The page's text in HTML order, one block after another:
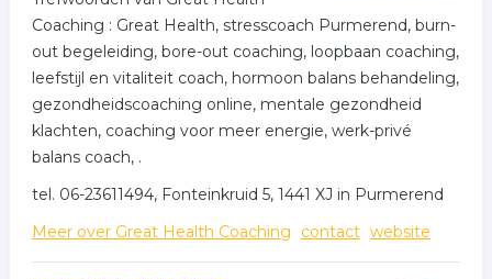
Coaching : Great Health, stresscoach Purmerend, burn-
out begeleiding, bore-out coaching, loopbaan coaching,
leefstijl en vitaliteit coach, hormoon balans behandeling,
gezondheidscoaching online, mentale gezondheid
klachten, coaching voor meer energie, werk-privé
balans coach, .
tel. 06-23611494, Fonteinkruid 5, 1441 XJ in Purmerend
Meer over Great Health Coaching
contact website